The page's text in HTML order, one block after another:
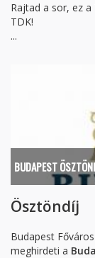
Rajtad a sor, ez
TDK!
...
BUDAPEST
Ösztöndíj
Budapest
meghirdeti a